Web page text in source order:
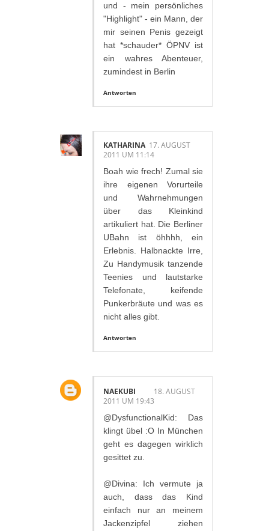
und - mein persönliches
"Highlight" - ein Mann, der
mir seinen Penis gezeigt
hat *schauder* ÖPNV ist
ein wahres Abenteuer,
zumindest in Berlin
Antworten
KATHARINA 17. AUGUST
2011 UM 11:14
Boah wie frech! Zumal sie
ihre eigenen Vorurteile
und Wahrnehmungen
über das Kleinkind
artikuliert hat. Die Berliner
UBahn ist öhhhh, ein
Erlebnis. Halbnackte Irre,
Zu Handymusik tanzende
Teenies und lautstarke
Telefonate, keifende
Punkerbräute und was es
nicht alles gibt.
Antworten
NAEKUBI
18. AUGUST
2011 UM 19:43
@DysfunctionalKid: Das
klingt übel :O In München
geht es dagegen wirklich
gesittet zu.
@Divina: Ich vermute ja
auch, dass das Kind
einfach nur an meinem
Jackenzipfel ziehen